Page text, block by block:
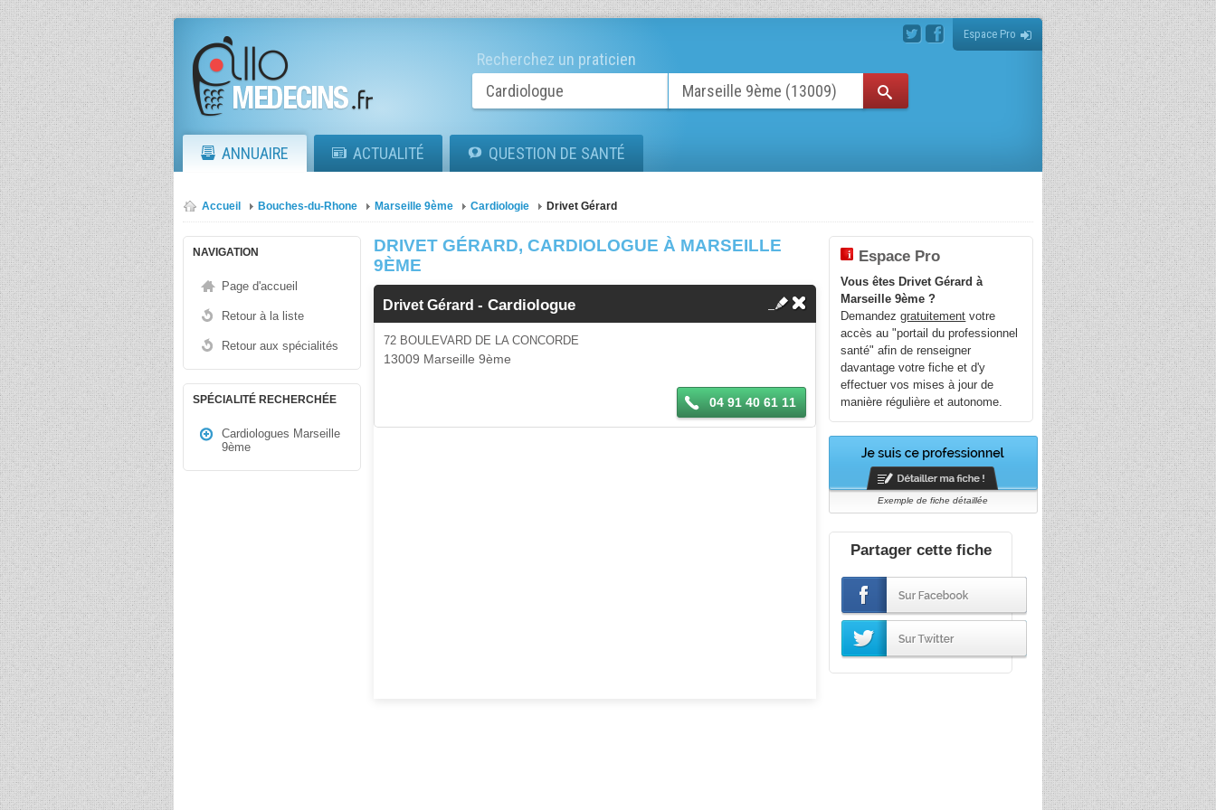
Espace Pro
Recherchez un praticien
ANNUAIRE ACTUALITÉ QUESTION DE SANTÉ
Accueil Bouches-du-Rhone Marseille 9ème Cardiologie Drivet Gérard
NAVIGATION
Page d'accueil
Retour à la liste
Retour aux spécialités
SPÉCIALITÉ RECHERCHÉE
Cardiologues Marseille
9ème
DRIVET GÉRARD, CARDIOLOGUE À MARSEILLE
9ÈME
Drivet Gérard-Cardiologue
72 BOULEVARD DE LA CONCORDE
13009 Marseille 9ème
04 91 40 61 11
Espace Pro
Vous êtes Drivet Gérard à
Marseille 9ème ?
Demandezgratuitement votre
accès au "portail du professionnel
santé" afin de renseigner
davantage votre fiche et d'y
effectuer vos mises à jour de
manière régulière et autonome.
Exemple de fiche détaillée
Partager cette fiche